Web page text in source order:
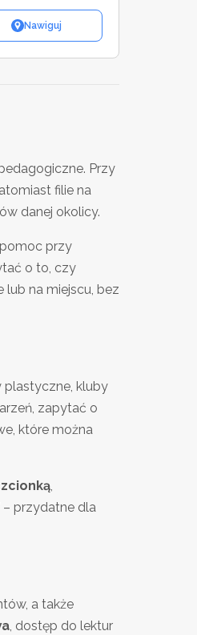
Nawiguj
Przy
filie na
danej okolicy.
przy
o to, czy
lub na miejscu, bez
plastyczne, kluby
zapytać o
które można
,
– przydatne dla
a także
, dostęp do lektur